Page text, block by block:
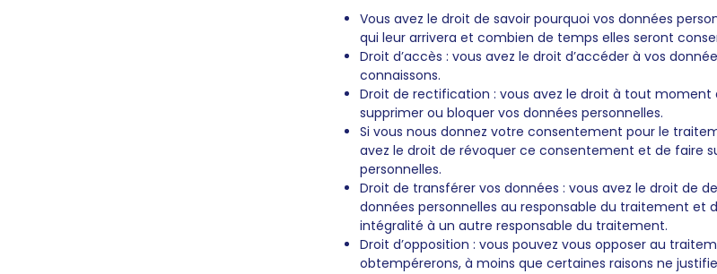
Vous avez le droit de savoir pourquoi vos données
qui leur arrivera et combien de temps elles seront
Droit d’accès : vous avez le droit d’accéder à vos
connaissons.
Droit de rectification : vous avez le droit à tout moment
supprimer ou bloquer vos données personnelles.
Si vous nous donnez votre consentement pour le
avez le droit de révoquer ce consentement et de faire
personnelles.
Droit de transférer vos données : vous avez le droit de
données personnelles au responsable du traitement et
intégralité à un autre responsable du traitement.
Droit d’opposition : vous pouvez vous opposer au
obtempérerons, à moins que certaines raisons ne